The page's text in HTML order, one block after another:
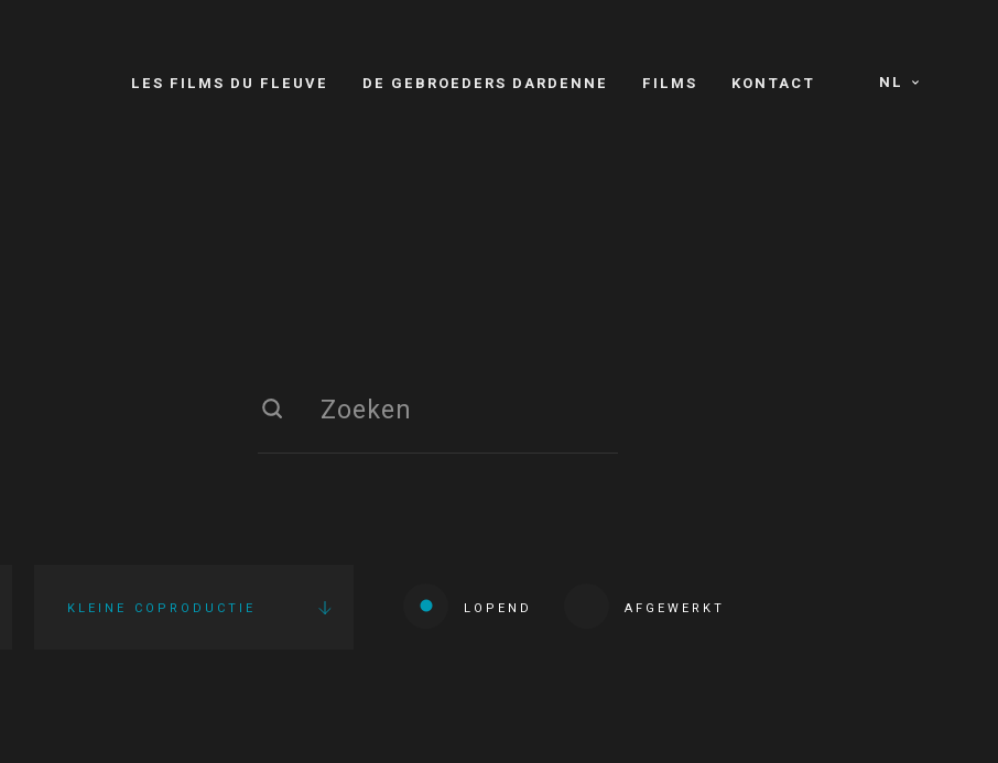
NL
LES FILMS DU FLEUVE DE GEBROEDERS DARDENNE FILMS KONTACT
KLEINE COPRODUCTIE LOPEND AFGEWERKT